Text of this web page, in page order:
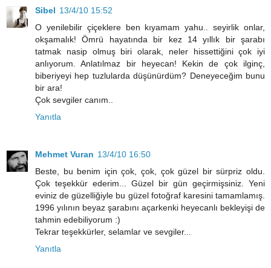
Sibel 13/4/10 15:52
O yenilebilir çiçeklere ben kıyamam yahu.. seyirlik onlar,
okşamalık! Ömrü hayatında bir kez 14 yıllık bir şarabı
tatmak nasip olmuş biri olarak, neler hissettiğini çok iyi
anlıyorum. Anlatılmaz bir heyecan! Kekin de çok ilginç,
biberiyeyi hep tuzlularda düşünürdüm? Deneyeceğim bunu
bir ara!
Çok sevgiler canım..
Yanıtla
Mehmet Vuran 13/4/10 16:50
Beste, bu benim için çok, çok, çok güzel bir sürpriz oldu.
Çok teşekkür ederim... Güzel bir gün geçirmişsiniz. Yeni
eviniz de güzelliğiyle bu güzel fotoğraf karesini tamamlamış.
1996 yılının beyaz şarabını açarkenki heyecanlı bekleyişi de
tahmin edebiliyorum :)
Tekrar teşekkürler, selamlar ve sevgiler...
Yanıtla